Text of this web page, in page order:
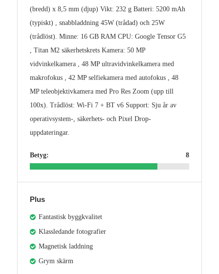
(bredd) x 8,5 mm (djup) Vikt: 232 g Batteri: 5200 mAh
(typiskt) , snabbladdning 45W (trådad) och 25W
(trådlöst). Minne: 16 GB RAM CPU: Google Tensor G5
, Titan M2 säkerhetskrets Kamera: 50 MP
vidvinkelkamera , 48 MP ultravidvinkelkamera med
makrofokus , 42 MP selfiekamera med autofokus , 48
MP teleobjektivkamera med Pro Res Zoom (upp till
100x). Trådlöst: Wi-Fi 7 + BT v6 Support: Sju år av
operativsystem-, säkerhets- och Pixel Drop-
uppdateringar.
Betyg: 8
Plus
Fantastisk byggkvalitet
Klassledande fotografier
Magnetisk laddning
Grym skärm